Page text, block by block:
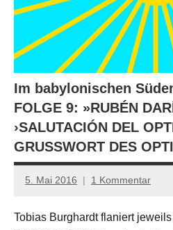
Im babylonischen
FOLGE 9: »RUBÉN
›SALUTACIÓN DEL
GRUSSWORT DES
5. Mai 2016
Anton
Leitner
1 Kommentar
Tobias Burghardt flaniert